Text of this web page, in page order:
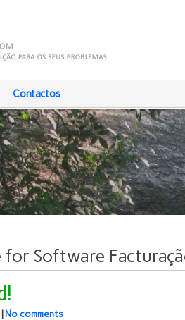
Contactos
for Software
No comments